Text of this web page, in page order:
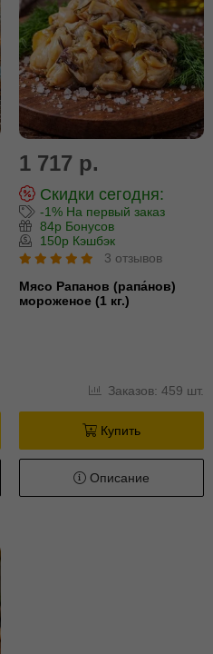
1 717 р.
Скидки сегодня:
-1% На первый заказ
84р Бонусов
150р Кэшбэк
3 отзывов
Мясо Рапанов (рапа́нов)
мороженое (1 кг.)
Заказов: 459 шт.
Купить
Описание